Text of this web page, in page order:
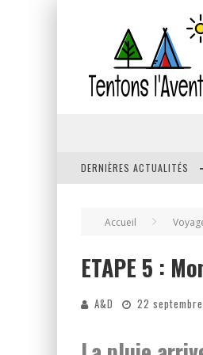
DERNIÈRES ACTUALITÉS
Accueil
ETAPE 5 :
A&D 22